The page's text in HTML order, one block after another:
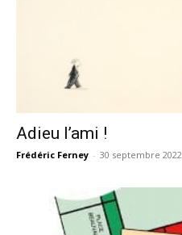
Adieu l’ami !
Frédéric Ferney - 30 septembre 2022